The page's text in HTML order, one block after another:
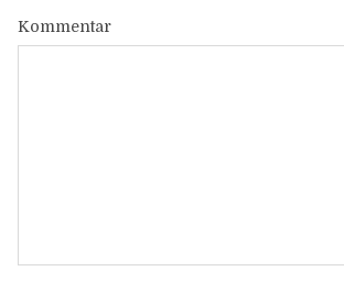
Kommentar